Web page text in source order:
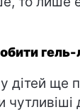
гель-
у дітей